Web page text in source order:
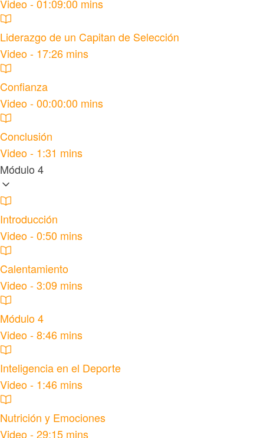
Video - 01:09:00 mins
Liderazgo de un Capitan de Selección
Video - 17:26 mins
Confianza
Video - 00:00:00 mins
Conclusión
Video - 1:31 mins
Módulo 4
Introducción
Video - 0:50 mins
Calentamiento
Video - 3:09 mins
Módulo 4
Video - 8:46 mins
Inteligencia en el Deporte
Video - 1:46 mins
Nutrición y Emociones
Video - 29:15 mins